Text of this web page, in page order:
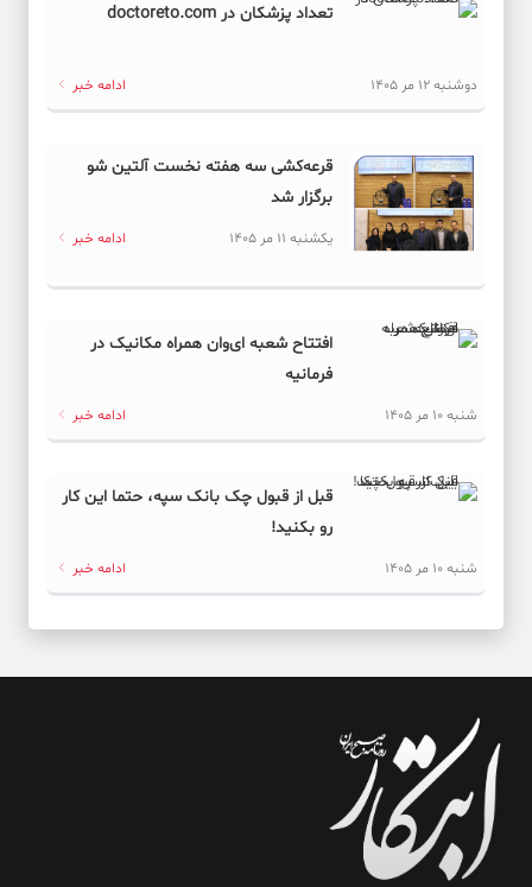
تعداد پزشکان در doctoreto.com
دوشنبه 12 مر 1405 ادامه خبر
قرعه‌کشی سه هفته نخست آلتین شو
برگزار شد
یکشنبه 11 مر 1405 ادامه خبر
افتتاح شعبه ای‌وان همراه مکانیک در
فرمانیه
شنبه 10 مر 1405 ادامه خبر
قبل از قبول چک بانک سپه، حتما این کار
رو بکنید!
شنبه 10 مر 1405 ادامه خبر